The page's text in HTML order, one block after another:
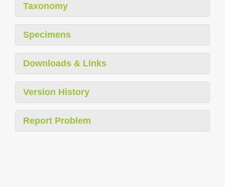
Taxonomy
Specimens
Downloads & Links
Version History
Report Problem